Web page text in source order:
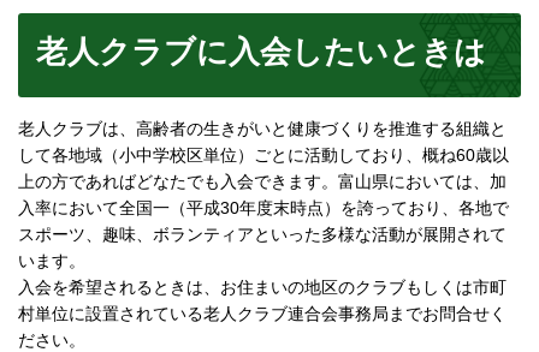
老人クラブに入会したいときは
老人クラブは、高齢者の生きがいと健康づくりを推進する組織と
して各地域（小中学校区単位）ごとに活動しており、概ね60歳以
上の方であればどなたでも入会できます。富山県においては、加
入率において全国一（平成30年度末時点）を誇っており、各地で
スポーツ、趣味、ボランティアといった多様な活動が展開されて
います。
入会を希望されるときは、お住まいの地区のクラブもしくは市町
村単位に設置されている老人クラブ連合会事務局までお問合せく
ださい。